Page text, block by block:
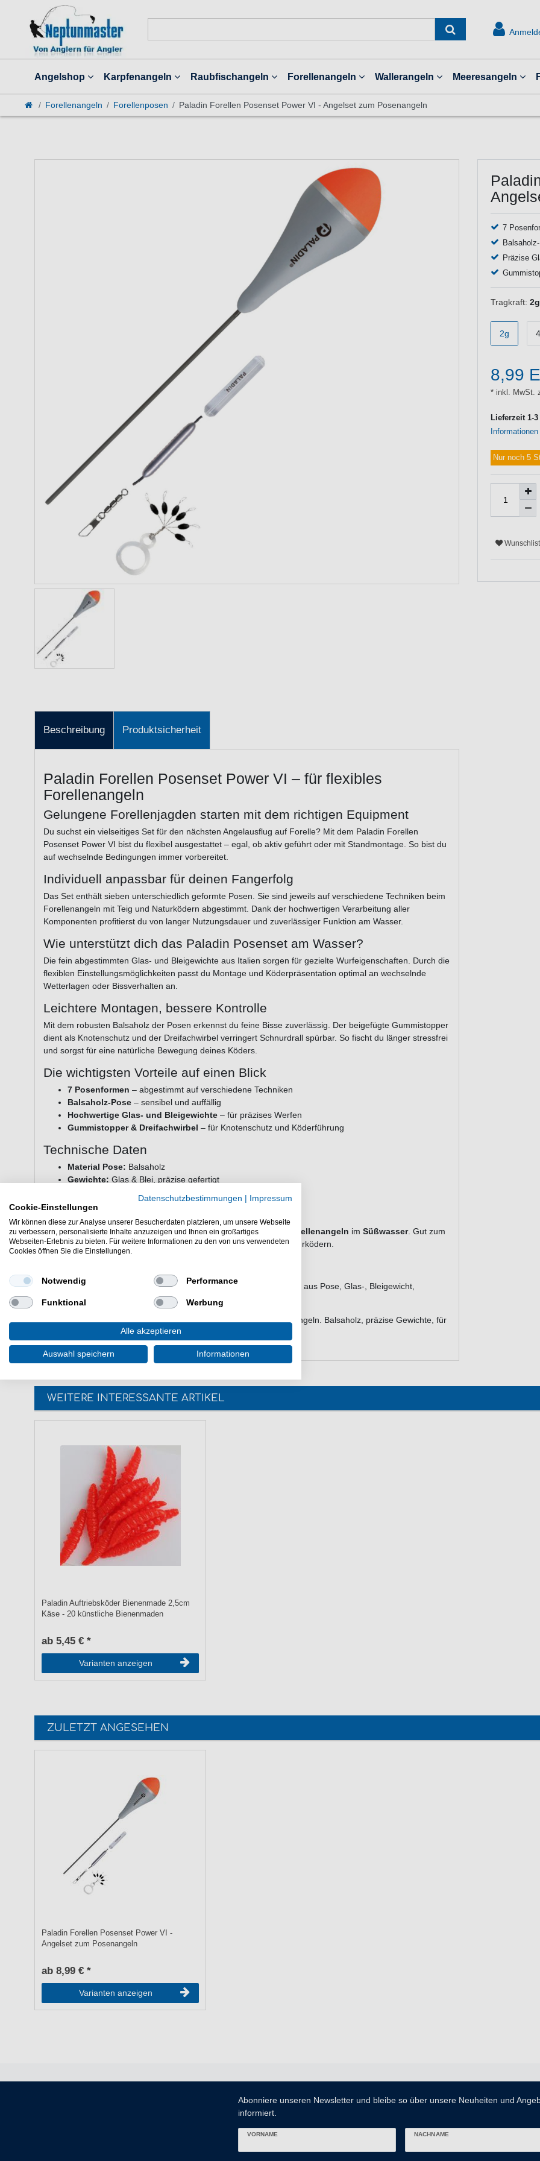
Angelshop Karpfenangeln Raubfischangeln Forellenangeln Wallerangeln Meeresangeln
Forellenangeln Forellenposen Paladin Forellen Posenset Power VI - Angelset zum Posenangeln
7
Präzise
Tragkraft: 2g
2g
8,99
* inkl. MwSt.
Lieferzeit 1-
Nur noch 5
Beschreibung Produktsicherheit
Paladin Forellen Posenset Power VI – für flexibles
Forellenangeln
Gelungene Forellenjagden starten mit dem richtigen Equipment
Du suchst ein vielseitiges Set für den nächsten Angelausflug auf Forelle? Mit dem Paladin Forellen
Posenset Power VI bist du flexibel ausgestattet – egal, ob aktiv geführt oder mit Standmontage. So bist du
auf wechselnde Bedingungen immer vorbereitet.
Individuell anpassbar für deinen Fangerfolg
Das Set enthält sieben unterschiedlich geformte Posen. Sie sind jeweils auf verschiedene Techniken beim
Forellenangeln mit Teig und Naturködern abgestimmt. Dank der hochwertigen Verarbeitung aller
Komponenten profitierst du von langer Nutzungsdauer und zuverlässiger Funktion am Wasser.
Wie unterstützt dich das Paladin Posenset am Wasser?
Die fein abgestimmten Glas- und Bleigewichte aus Italien sorgen für gezielte Wurfeigenschaften. Durch die
flexiblen Einstellungsmöglichkeiten passt du Montage und Köderpräsentation optimal an wechselnde
Wetterlagen oder Bissverhalten an.
Leichtere Montagen, bessere Kontrolle
Mit dem robusten Balsaholz der Posen erkennst du feine Bisse zuverlässig. Der beigefügte Gummistopper
dient als Knotenschutz und der Dreifachwirbel verringert Schnurdrall spürbar. So fischt du länger stressfrei
und sorgst für eine natürliche Bewegung deines Köders.
Die wichtigsten Vorteile auf einen Blick
7 Posenformen – abgestimmt auf verschiedene Techniken
Balsaholz-Pose – sensibel und auffällig
Hochwertige Glas- und Bleigewichte – für präzises Werfen
Gummistopper & Dreifachwirbel – für Knotenschutz und Köderführung
Technische Daten
Material Pose: Balsaholz
Gewichte: Glas & Blei, präzise gefertigt
Einsatzbereiche & Zielfische
Das Paladin Forellen Posenset Power VI eignet sich gut für das Forellenangeln im Süßwasser. Gut zum
gezielten Angeln aufForellemit verschiedenen Montagen und Naturködern.
Lieferumfang: 1 Posenset in einer gewählten Variante bestehend aus Pose, Glas-, Bleigewicht,
Gummistopper und Dreifachwirbel
Paladin Forellen Posenset Power VI: Vielseitiges Set fürs Forellenangeln. Balsaholz, präzise Gewichte, für
Einsteiger & Profis geeignet.
WEITERE INTERESSANTE ARTIKEL
Paladin Auftriebsköder Bienenmade 2,5cm
Käse - 20 künstliche Bienenmaden
ab 5,45 € *
Varianten anzeigen
ZULETZT ANGESEHEN
Paladin Forellen Posenset Power VI -
Angelset zum Posenangeln
ab 8,99 € *
Varianten anzeigen
Abonniere unseren Newsletter und bleibe so über unsere Neuheiten und
informiert.
VORNAME NACHNAME
Datenschutzbestimmungen
Impressum
Cookie-Einstellungen
Wir können diese zur Analyse unserer Besucherdaten platzieren, um unsere Webseite
zu verbessern, personalisierte Inhalte anzuzeigen und Ihnen ein großartiges
Webseiten-Erlebnis zu bieten. Für weitere Informationen zu den von uns verwendeten
Cookies öffnen Sie die Einstellungen.
Notwendig Performance
Funktional Werbung
Alle akzeptieren
Auswahl speichern Informationen